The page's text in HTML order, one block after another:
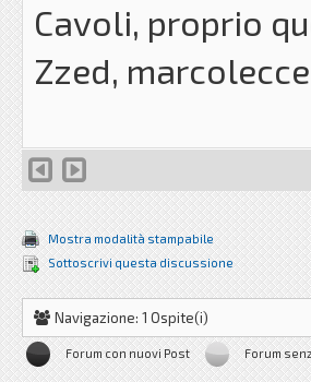
Cavoli, proprio
Zzed,
Mostra modalità stampabile
Sottoscrivi questa discussione
Navigazione: 1 Ospite(i)
Forum con nuovi Post Forum